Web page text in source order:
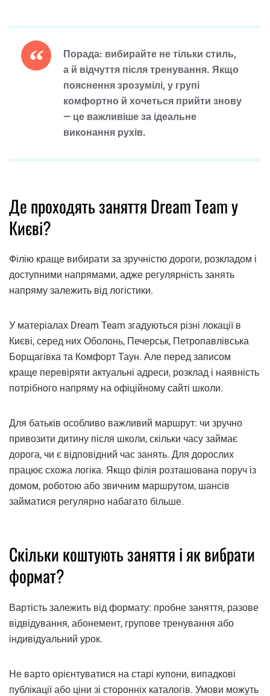
Порада: вибирайте не тільки стиль,
а й відчуття після тренування. Якщо
пояснення зрозумілі, у групі
комфортно й хочеться прийти знову
— це важливіше за ідеальне
виконання рухів.
Де проходять заняття Dream Team у
Києві?
Філію краще вибирати за зручністю дороги, розкладом і
доступними напрямами, адже регулярність занять
напряму залежить від логістики.
У матеріалах Dream Team згадуються різні локації в
Києві, серед них Оболонь, Печерськ, Петропавлівська
Борщагівка та Комфорт Таун. Але перед записом
краще перевіряти актуальні адреси, розклад і наявність
потрібного напряму на офіційному сайті школи.
Для батьків особливо важливий маршрут: чи зручно
привозити дитину після школи, скільки часу займає
дорога, чи є відповідний час занять. Для дорослих
працює схожа логіка. Якщо філія розташована поруч із
домом, роботою або звичним маршрутом, шансів
займатися регулярно набагато більше.
Скільки коштують заняття і як вибрати
формат?
Вартість залежить від формату: пробне заняття, разове
відвідування, абонемент, групове тренування або
індивідуальний урок.
Не варто орієнтуватися на старі купони, випадкові
публікації або ціни зі сторонніх каталогів. Умови можуть